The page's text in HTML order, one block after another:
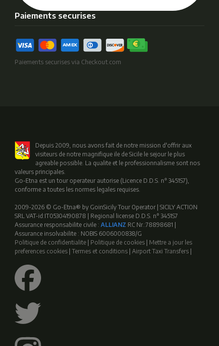
Paiements securises
Paiements securises via Checkout.com
Depuis 2009, nous avons fait de notre mission d'offrir aux
visiteurs de notre magnifique ile de Sicile le sejour le plus
agreable possible. La qualite et le professionnalisme sont nos
valeurs principales.
Go-Etna est un tour operateur autorise (Licence D.D.S. n° 3451S7),
conforme a toutes les normes legales requises.
2009-2026 © Go-Etna® by GoinSicily Tour Operator | SICILY ACTION
SRL VAT-id:IT05304190878 | Regional license D.D.S. n° 3451S7
Assurance responsabilite civile : ALLIANZ RC Nr.:78898681 |
Assurance insolvabilite : NOBIS 6006000838/G
Politique de confidentialite
Politique de cookies
Mettre a jour les
preferences cookies Termes et conditions Airport Taxi Transfers